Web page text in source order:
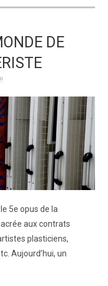
DE
!!
5e opus de la
aux contrats
plasticiens,
Aujourd’hui, un